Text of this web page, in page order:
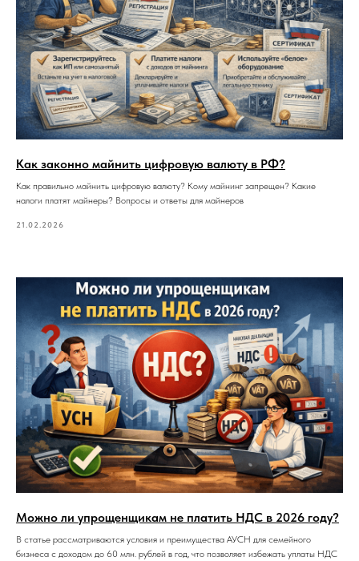
Как законно майнить цифровую валюту в РФ?
Как правильно майнить цифровую валюту? Кому майнинг запрещен? Какие
налоги платят майнеры? Вопросы и ответы для майнеров
21.02.2026
Можно ли упрощенщикам не платить НДС в 2026 году?
В статье рассматриваются условия и преимущества АУСН для семейного
бизнеса с доходом до 60 млн. рублей в год, что позволяет избежать уплаты НДС